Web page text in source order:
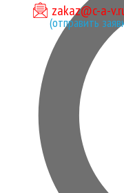
zakaz@c-a-
(отправить